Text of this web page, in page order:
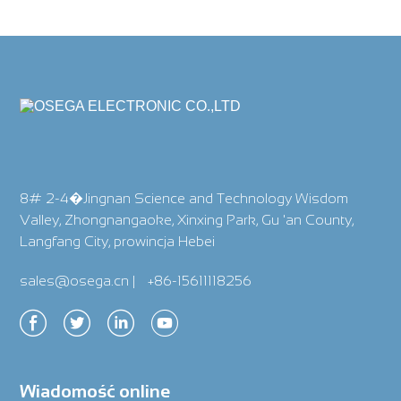
8# 2-4�Jingnan Science and Technology Wisdom
Valley, Zhongnangaoke, Xinxing Park, Gu 'an County,
Langfang City, prowincja Hebei
sales@osega.cn | +86-15611118256
Wiadomość online